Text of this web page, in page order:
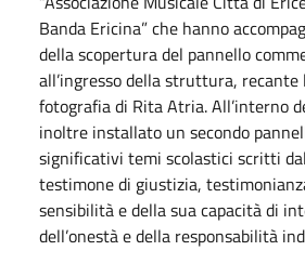
Banda Ericina” che hanno
della scopertura del pannello
all’ingresso della struttura,
fotografia di Rita Atria. All’interno
inoltre installato un secondo
significativi temi scolastici scritti
testimone di giustizia,
sensibilità e della sua capacità di
dell’onestà e della responsabilità